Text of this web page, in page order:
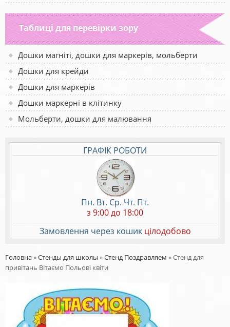
Таблиці для перевірки зору
Дошки магніті, дошки для маркерів, мольберти
Дошки для крейди
Дошки для маркерів
Дошки маркерні в клітинку
Мольберти, дошки для малювання
ГРАФІК РОБОТИ
Пн. Вт. Ср. Чт. Пт.
з 9:00 до 18:00
Замовлення через кошик цілодобово
Головна»Стенды для школы »Стенд Поздравляем »Стенд для
привітань Вітаємо Польові квіти